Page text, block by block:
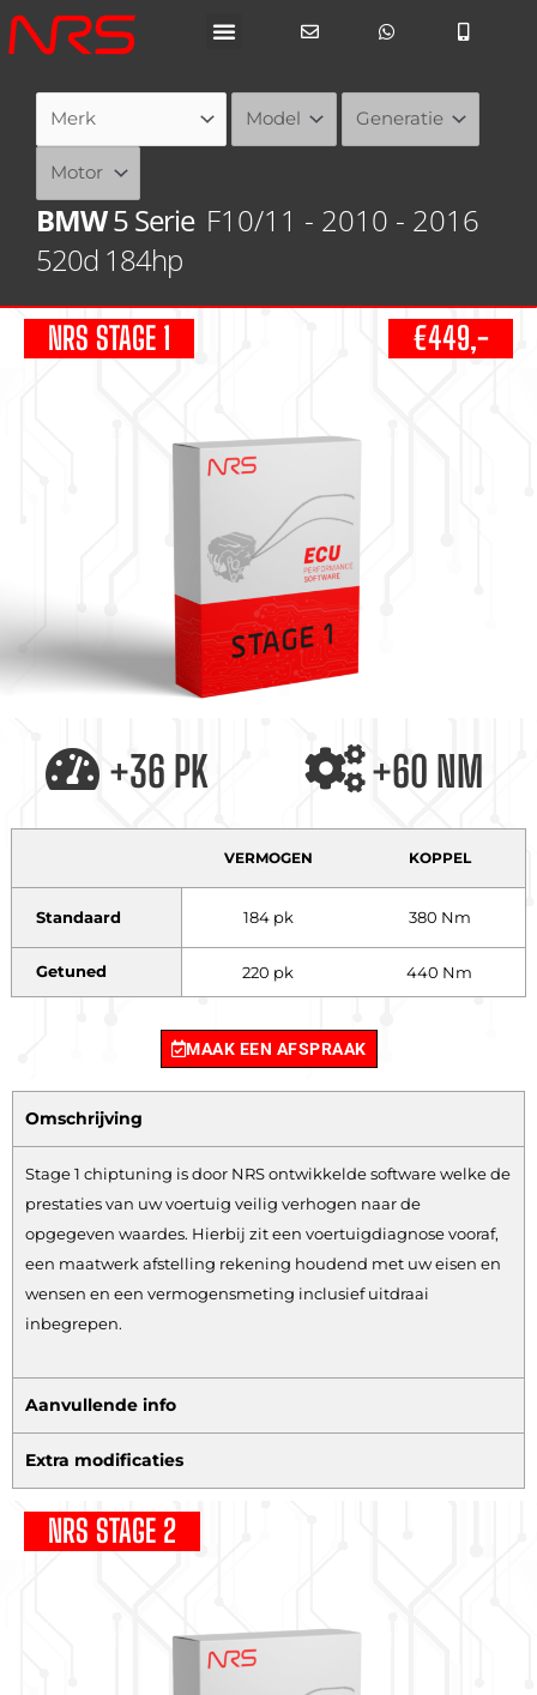
Ga
naar
BMW5 Serie F10/11 - 2010 - 2016
520d 184hp
NRS STAGE 1 €449,-
+36 PK +60 NM
VERMOGEN KOPPEL
Standaard 184 pk 380 Nm
Getuned 220 pk 440 Nm
MAAK EEN AFSPRAAK
Omschrijving
Stage 1 chiptuning is door NRS ontwikkelde software welke de
prestaties van uw voertuig veilig verhogen naar de
opgegeven waardes. Hierbij zit een voertuigdiagnose vooraf,
een maatwerk afstelling rekening houdend met uw eisen en
wensen en een vermogensmeting inclusief uitdraai
inbegrepen.
Aanvullende info
Extra modificaties
NRS STAGE 2